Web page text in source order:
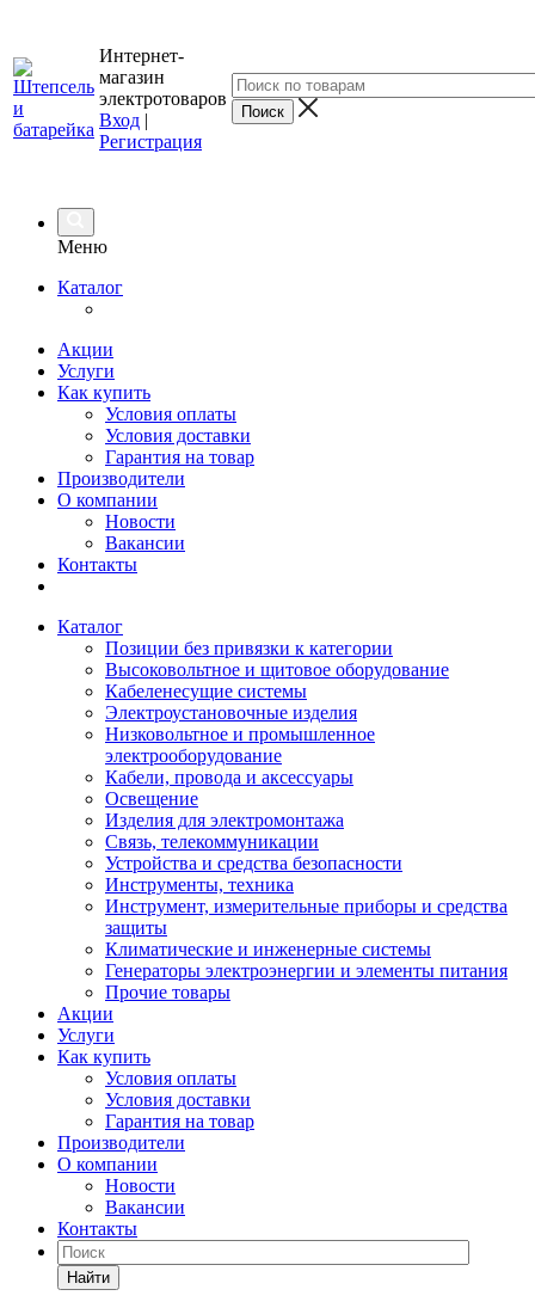
Интернет-
магазин
электротоваров
Вход |
Регистрация
Меню
Каталог
Акции
Услуги
Как купить
Условия оплаты
Условия доставки
Гарантия на товар
Производители
О компании
Новости
Вакансии
Контакты
Каталог
Позиции без привязки к категории
Высоковольтное и щитовое оборудование
Кабеленесущие системы
Электроустановочные изделия
Низковольтное и промышленное
электрооборудование
Кабели, провода и аксессуары
Освещение
Изделия для электромонтажа
Связь, телекоммуникации
Устройства и средства безопасности
Инструменты, техника
Инструмент, измерительные приборы и средства
защиты
Климатические и инженерные системы
Генераторы электроэнергии и элементы питания
Прочие товары
Акции
Услуги
Как купить
Условия оплаты
Условия доставки
Гарантия на товар
Производители
О компании
Новости
Вакансии
Контакты
Найти